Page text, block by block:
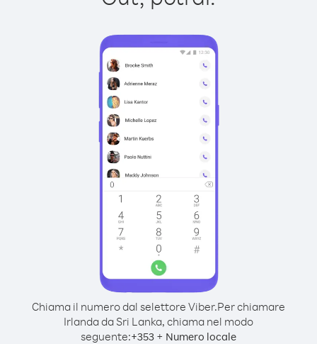
Chiama il numero dal selettore Viber.Per chiamare
Irlanda da Sri Lanka, chiama nel modo
seguente:+353 + Numero locale